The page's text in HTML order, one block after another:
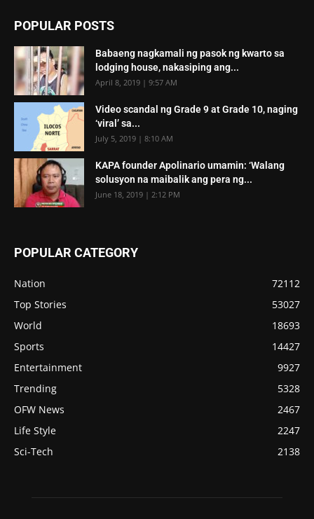
POPULAR POSTS
Babaeng nagkamali ng pasok ng kwarto sa
lodging house, nakasiping ang...
April 8, 2019 | 9:57 AM
Video scandal ng Grade 9 at Grade 10, naging
‘viral’ sa...
July 5, 2019 | 8:10 AM
KAPA founder Apolinario umamin: ‘Walang
solusyon na maibalik ang pera ng...
June 18, 2019 | 2:12 PM
POPULAR CATEGORY
Nation
72112
Top Stories
53027
World
18693
Sports
14427
Entertainment
9927
Trending
5328
OFW News
2467
Life Style
2247
Sci-Tech
2138